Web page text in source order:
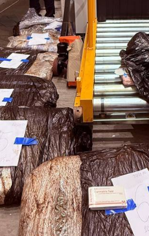
престижните фолклорни сцени в
света
Враца 03.08.2026г.
Министърът на енергетиката ще
проведе във вторник работно
посещение в АЕЦ "Козлодуй"
Враца 03.08.2026г.